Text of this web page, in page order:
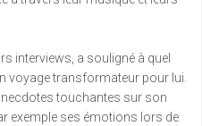
interviews, a souligné à quel
voyage transformateur pour lui.
touchantes sur son
exemple ses émotions lors de